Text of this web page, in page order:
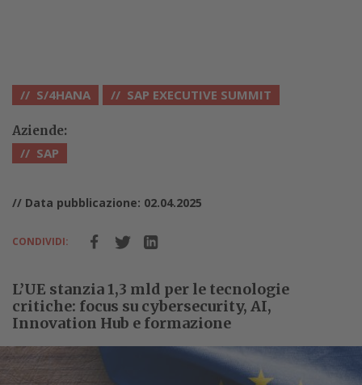
S/4HANA SAP EXECUTIVE SUMMIT
Aziende:
SAP
// Data pubblicazione: 02.04.2025
CONDIVIDI:
L’UE stanzia 1,3 mld per le tecnologie
critiche: focus su cybersecurity, AI,
Innovation Hub e formazione